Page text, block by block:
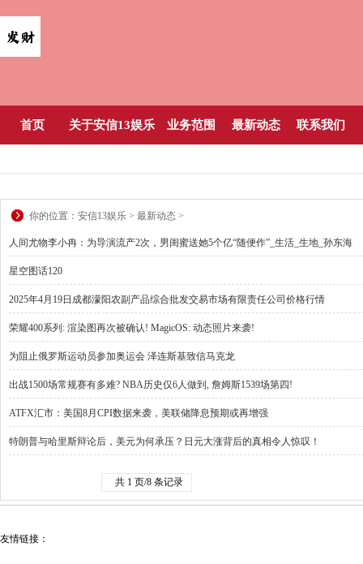
首页 关于安信13娱乐 业务范围 最新动态 联系我们
你的位置： 安信13娱乐 > 最新动态 >
人间尤物李小冉：为导演流产2次，男闺蜜送她5个亿“随便作”_生活_生地_孙东海
星空图话120
2025年4月19日成都濛阳农副产品综合批发交易市场有限责任公司价格行情
荣耀400系列: 渲染图再次被确认! MagicOS: 动态照片来袭!
为阻止俄罗斯运动员参加奥运会 泽连斯基致信马克龙
出战1500场常规赛有多难? NBA历史仅6人做到, 詹姆斯1539场第四!
ATFX汇市：美国8月CPI数据来袭，美联储降息预期或再增强
特朗普与哈里斯辩论后，美元为何承压？日元大涨背后的真相令人惊叹！
共 1 页/8 条记录
友情链接：